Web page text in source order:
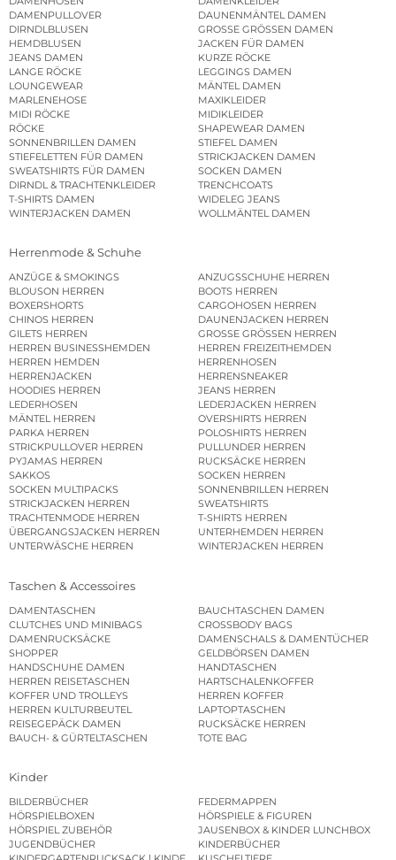
DAMENPULLOVER
DAUNENMÄNTEL DAMEN
DIRNDLBLUSEN
GROSSE GRÖSSEN DAMEN
HEMDBLUSEN
JACKEN FÜR DAMEN
JEANS DAMEN
KURZE RÖCKE
LANGE RÖCKE
LEGGINGS DAMEN
LOUNGEWEAR
MÄNTEL DAMEN
MARLENEHOSE
MAXIKLEIDER
MIDI RÖCKE
MIDIKLEIDER
RÖCKE
SHAPEWEAR DAMEN
SONNENBRILLEN DAMEN
STIEFEL DAMEN
STIEFELETTEN FÜR DAMEN
STRICKJACKEN DAMEN
SWEATSHIRTS FÜR DAMEN
SOCKEN DAMEN
DIRNDL & TRACHTENKLEIDER
TRENCHCOATS
T-SHIRTS DAMEN
WIDELEG JEANS
WINTERJACKEN DAMEN
WOLLMÄNTEL DAMEN
Herrenmode & Schuhe
ANZÜGE & SMOKINGS
ANZUGSSCHUHE HERREN
BLOUSON HERREN
BOOTS HERREN
BOXERSHORTS
CARGOHOSEN HERREN
CHINOS HERREN
DAUNENJACKEN HERREN
GILETS HERREN
GROSSE GRÖSSEN HERREN
HERREN BUSINESSHEMDEN
HERREN FREIZEITHEMDEN
HERREN HEMDEN
HERRENHOSEN
HERRENJACKEN
HERRENSNEAKER
HOODIES HERREN
JEANS HERREN
LEDERHOSEN
LEDERJACKEN HERREN
MÄNTEL HERREN
OVERSHIRTS HERREN
PARKA HERREN
POLOSHIRTS HERREN
STRICKPULLOVER HERREN
PULLUNDER HERREN
PYJAMAS HERREN
RUCKSÄCKE HERREN
SAKKOS
SOCKEN HERREN
SOCKEN MULTIPACKS
SONNENBRILLEN HERREN
STRICKJACKEN HERREN
SWEATSHIRTS
TRACHTENMODE HERREN
T-SHIRTS HERREN
ÜBERGANGSJACKEN HERREN
UNTERHEMDEN HERREN
UNTERWÄSCHE HERREN
WINTERJACKEN HERREN
Taschen & Accessoires
DAMENTASCHEN
BAUCHTASCHEN DAMEN
CLUTCHES UND MINIBAGS
CROSSBODY BAGS
DAMENRUCKSÄCKE
DAMENSCHALS & DAMENTÜCHER
SHOPPER
GELDBÖRSEN DAMEN
HANDSCHUHE DAMEN
HANDTASCHEN
HERREN REISETASCHEN
HARTSCHALENKOFFER
KOFFER UND TROLLEYS
HERREN KOFFER
HERREN KULTURBEUTEL
LAPTOPTASCHEN
REISEGEPÄCK DAMEN
RUCKSÄCKE HERREN
BAUCH- & GÜRTELTASCHEN
TOTE BAG
Kinder
BILDERBÜCHER
FEDERMAPPEN
HÖRSPIELBOXEN
HÖRSPIELE & FIGUREN
HÖRSPIEL ZUBEHÖR
JAUSENBOX & KINDER LUNCHBOX
JUGENDBÜCHER
KINDERBÜCHER